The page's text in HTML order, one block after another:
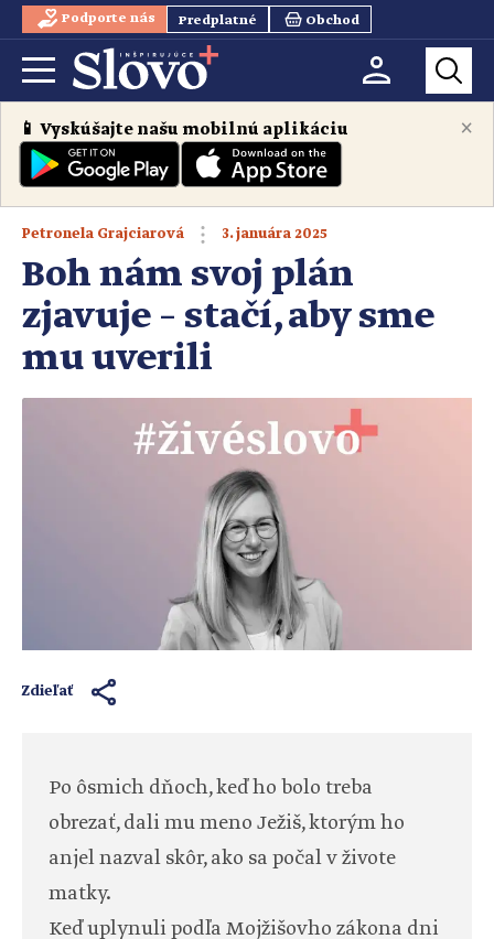
Podporte nás Predplatné Obchod
×
📱 Vyskúšajte našu mobilnú aplikáciu
Petronela Grajciarová 3. januára 2025
Boh nám svoj plán
zjavuje – stačí, aby sme
mu uverili
Zdieľať
Po ôsmich dňoch, keď ho bolo treba
obrezať, dali mu meno Ježiš, ktorým ho
anjel nazval skôr, ako sa počal v živote
matky.
Keď uplynuli podľa Mojžišovho zákona dni